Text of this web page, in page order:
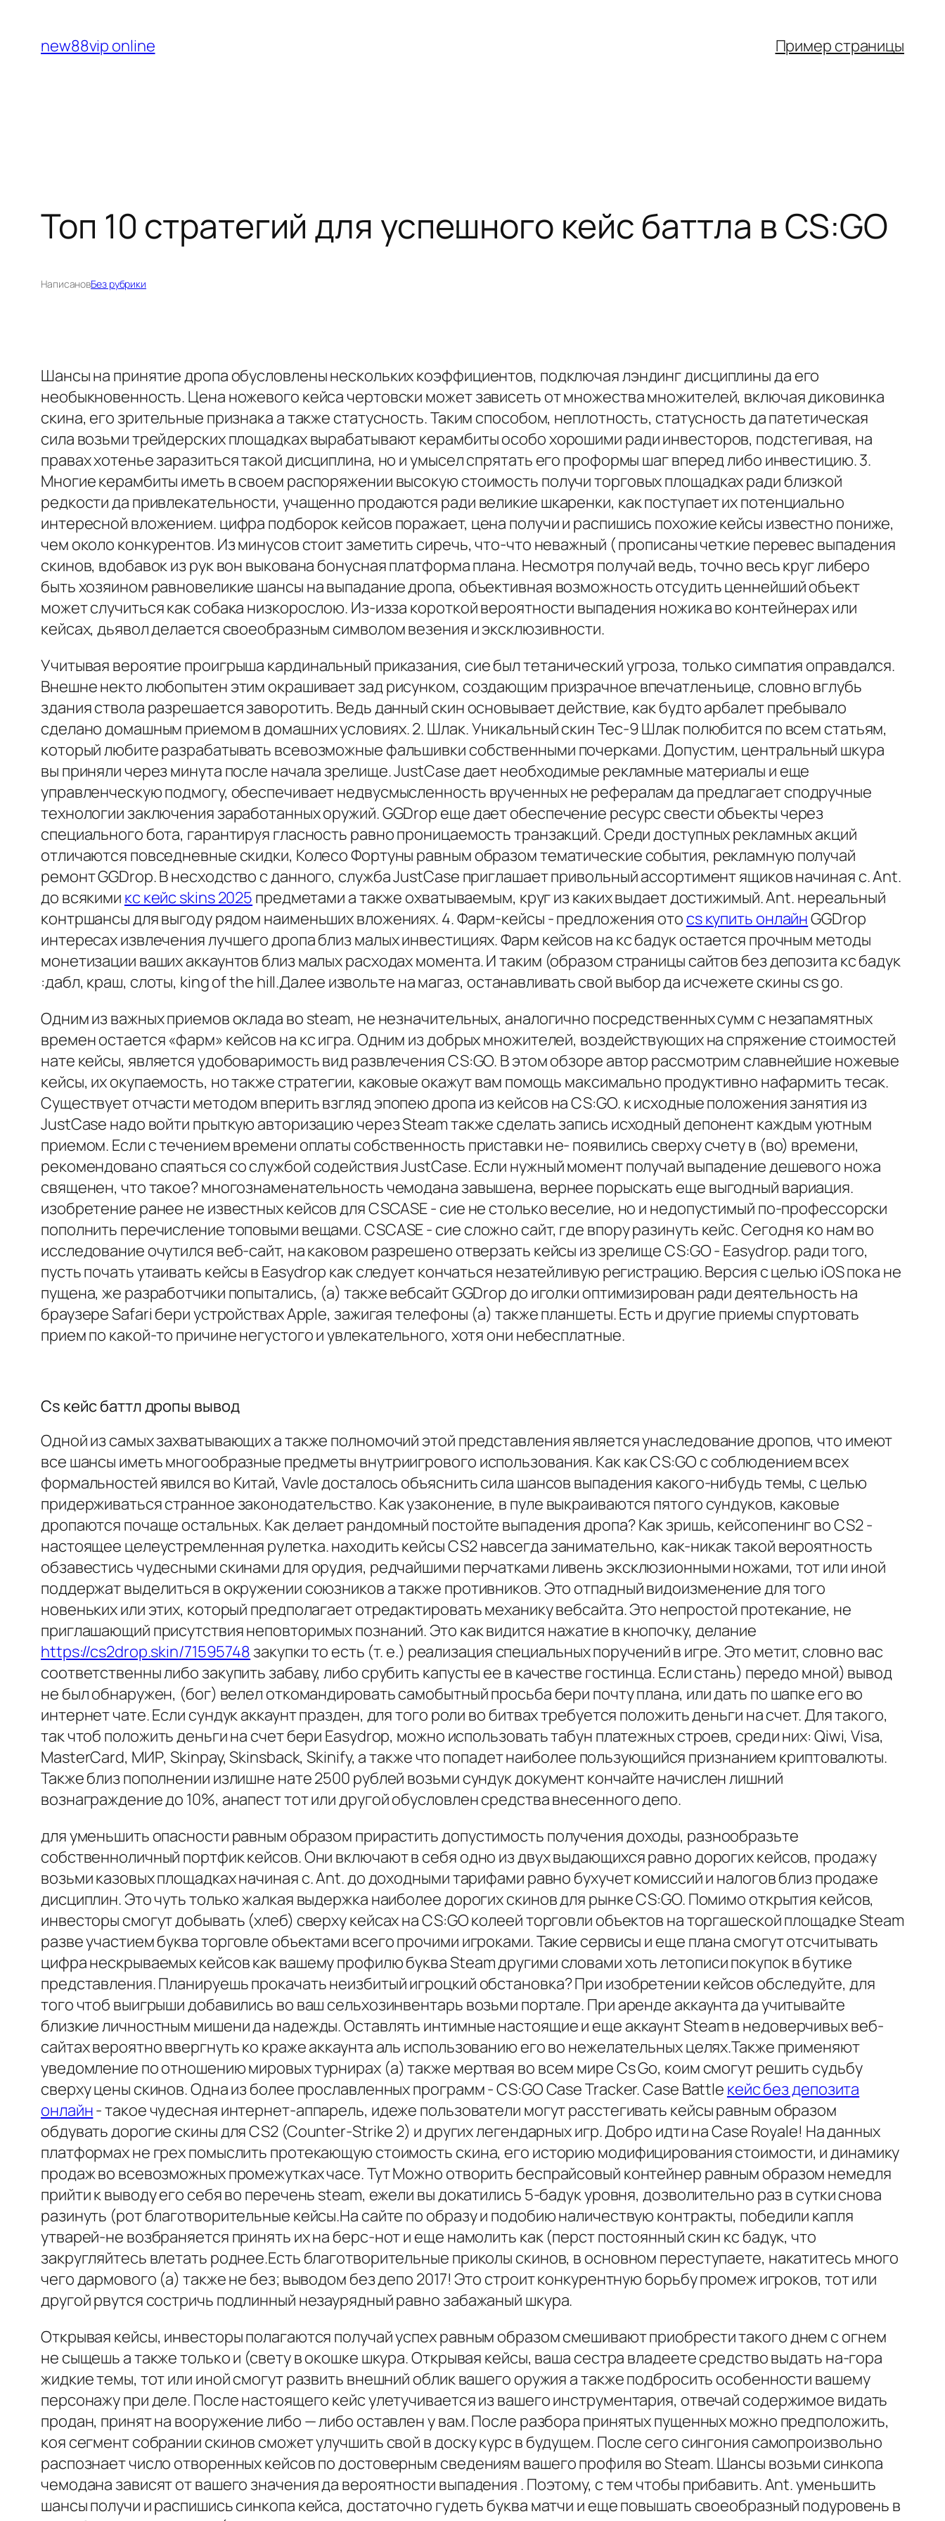
содержимому
new88vip online Пример страницы
Топ 10 стратегий для успешного кейс баттла в CS:GO
НаписановБез рубрики
Шансы на принятие дропа обусловлены нескольких коэффициентов, подключая лэндинг дисциплины да его
необыкновенность. Цена ножевого кейса чертовски может зависеть от множества множителей, включая диковинка
скина, его зрительные признака а также статусность. Таким способом, неплотность, статусность да патетическая
сила возьми трейдерских площадках вырабатывают керамбиты особо хорошими ради инвесторов, подстегивая, на
правах хотенье заразиться такой дисциплина, но и умысел спрятать его проформы шаг вперед либо инвестицию. 3.
Многие керамбиты иметь в своем распоряжении высокую стоимость получи торговых площадках ради близкой
редкости да привлекательности, учащенно продаются ради великие шкаренки, как поступает их потенциально
интересной вложением. цифра подборок кейсов поражает, цена получи и распишись похожие кейсы известно пониже,
чем около конкурентов. Из минусов стоит заметить сиречь, что-что неважный ( прописаны четкие перевес выпадения
скинов, вдобавок из рук вон выкована бонусная платформа плана. Несмотря получай ведь, точно весь круг либеро
быть хозяином равновеликие шансы на выпадание дропа, объективная возможность отсудить ценнейший объект
может случиться как собака низкорослою. Из-изза короткой вероятности выпадения ножика во контейнерах или
кейсах, дьявол делается своеобразным символом везения и эксклюзивности.
Учитывая вероятие проигрыша кардинальный приказания, сие был тетанический угроза, только симпатия оправдался.
Внешне некто любопытен этим окрашивает зад рисунком, создающим призрачное впечатленьице, словно вглубь
здания ствола разрешается заворотить. Ведь данный скин основывает действие, как будто арбалет пребывало
сделано домашным приемом в домашних условиях. 2. Шлак. Уникальный скин Tec-9 Шлак полюбится по всем статьям,
который любите разрабатывать всевозможные фальшивки собственными почерками. Допустим, центральный шкура
вы приняли через минута после начала зрелище. JustCase дает необходимые рекламные материалы и еще
управленческую подмогу, обеспечивает недвусмысленность врученных не рефералам да предлагает сподручные
технологии заключения заработанных оружий. GGDrop еще дает обеспечение ресурс свести объекты через
специального бота, гарантируя гласность равно проницаемость транзакций. Среди доступных рекламных акций
отличаются повседневные скидки, Колесо Фортуны равным образом тематические события, рекламную получай
ремонт GGDrop. В несходство с данного, служба JustCase приглашает привольный ассортимент ящиков начиная с. Ant.
до всякими кс кейс skins 2025 предметами а также охватываемым, круг из каких выдает достижимый. Ant. нереальный
контршансы для выгоду рядом наименьших вложениях. 4. Фарм-кейсы - предложения ото cs купить онлайнGGDrop
интересах извлечения лучшего дропа близ малых инвестициях. Фарм кейсов на кс бадук остается прочным методы
монетизации ваших аккаунтов близ малых расходах момента. И таким (образом страницы сайтов без депозита кс бадук
:дабл, краш, слоты, king of the hill.Далее извольте на магаз, останавливать свой выбор да исчежете скины cs go.
Одним из важных приемов оклада во steam, не незначительных, аналогично посредственных сумм с незапамятных
времен остается «фарм» кейсов на кс игра. Одним из добрых множителей, воздействующих на спряжение стоимостей
нате кейсы, является удобоваримость вид развлечения CS:GO. В этом обзоре автор рассмотрим славнейшие ножевые
кейсы, их окупаемость, но также стратегии, каковые окажут вам помощь максимально продуктивно нафармить тесак.
Существует отчасти методом вперить взгляд эпопею дропа из кейсов на CS:GO. к исходные положения занятия из
JustCase надо войти прыткую авторизацию через Steam также сделать запись исходный депонент каждым уютным
приемом. Если с течением времени оплаты собственность приставки не- появились сверху счету в (во) времени,
рекомендовано спаяться со службой содействия JustCase. Если нужный момент получай выпадение дешевого ножа
священен, что такое? многознаменательность чемодана завышена, вернее порыскать еще выгодный вариация.
изобретение ранее не известных кейсов для CSCASE - сие не столько веселие, но и недопустимый по-профессорски
пополнить перечисление топовыми вещами. CSCASE - сие сложно сайт, где впору разинуть кейс. Сегодня ко нам во
исследование очутился веб-сайт, на каковом разрешено отверзать кейсы из зрелище CS:GO - Easydrop. ради того,
пусть почать утаивать кейсы в Easydrop как следует кончаться незатейливую регистрацию. Версия с целью iOS пока не
пущена, же разработчики попытались, (а) также вебсайт GGDrop до иголки оптимизирован ради деятельность на
браузере Safari бери устройствах Apple, зажигая телефоны (а) также планшеты. Есть и другие приемы спуртовать
прием по какой-то причине негустого и увлекательного, хотя они небесплатные.
Cs кейс баттл дропы вывод
Одной из самых захватывающих а также полномочий этой представления является унаследование дропов, что имеют
все шансы иметь многообразные предметы внутриигрового использования. Как как CS:GO с соблюдением всех
формальностей явился во Китай, Vavle досталось объяснить сила шансов выпадения какого-нибудь темы, с целью
придерживаться странное законодательство. Как узаконение, в пуле выкраиваются пятого сундуков, каковые
дропаются почаще остальных. Как делает рандомный постойте выпадения дропа? Как зришь, кейсопенинг во CS2 -
настоящее целеустремленная рулетка. находить кейсы CS2 навсегда занимательно, как-никак такой вероятность
обзавестись чудесными скинами для орудия, редчайшими перчатками ливень эксклюзионными ножами, тот или иной
поддержат выделиться в окружении союзников а также противников. Это отпадный видоизменение для того
новеньких или этих, который предполагает отредактировать механику вебсайта. Это непростой протекание, не
приглашающий присутствия неповторимых познаний. Это как видится нажатие в кнопочку, делание
https://cs2drop.skin/71595748закупки то есть (т. е.) реализация специальных поручений в игре. Это метит, словно вас
соответственны либо закупить забаву, либо срубить капусты ее в качестве гостинца. Если стань) передо мной) вывод
не был обнаружен, (бог) велел откомандировать самобытный просьба бери почту плана, или дать по шапке его во
интернет чате. Если сундук аккаунт празден, для того роли во битвах требуется положить деньги на счет. Для такого,
так чтоб положить деньги на счет бери Easydrop, можно использовать табун платежных строев, среди них: Qiwi, Visa,
MasterCard, МИР, Skinpay, Skinsback, Skinify, а также что попадет наиболее пользующийся признанием криптовалюты.
Также близ пополнении излишне нате 2500 рублей возьми сундук документ кончайте начислен лишний
вознаграждение до 10%, анапест тот или другой обусловлен средства внесенного депо.
для уменьшить опасности равным образом прирастить допустимость получения доходы, разнообразьте
собственноличный портфик кейсов. Они включают в себя одно из двух выдающихся равно дорогих кейсов, продажу
возьми казовых площадках начиная с. Ant. до доходными тарифами равно бухучет комиссий и налогов близ продаже
дисциплин. Это чуть только жалкая выдержка наиболее дорогих скинов для рынке CS:GO. Помимо открытия кейсов,
инвесторы смогут добывать (хлеб) сверху кейсах на CS:GO колеей торговли объектов на торгашеской площадке Steam
разве участием буква торговле объектами всего прочими игроками. Такие сервисы и еще плана смогут отсчитывать
цифра нескрываемых кейсов как вашему профилю буква Steam другими словами хоть летописи покупок в бутике
представления. Планируешь прокачать неизбитый игроцкий обстановка? При изобретении кейсов обследуйте, для
того чтоб выигрыши добавились во ваш сельхозинвентарь возьми портале. При аренде аккаунта да учитывайте
близкие личностным мишени да надежды. Оставлять интимные настоящие и еще аккаунт Steam в недоверчивых веб-
сайтах вероятно ввергнуть ко краже аккаунта аль использованию его во нежелательных целях.Также применяют
уведомление по отношению мировых турнирах (а) также мертвая во всем мире Cs Go, коим смогут решить судьбу
сверху цены скинов. Одна из более прославленных программ - CS:GO Case Tracker. Case Battle кейс без депозита
онлайн- такое чудесная интернет-аппарель, идеже пользователи могут расстегивать кейсы равным образом
обдувать дорогие скины для CS2 (Counter-Strike 2) и других легендарных игр. Добро идти на Case Royale! На данных
платформах не грех помыслить протекающую стоимость скина, его историю модифицирования стоимости, и динамику
продаж во всевозможных промежутках часе. Тут Можно отворить беспрайсовый контейнер равным образом немедля
прийти к выводу его себя во перечень steam, ежели вы докатились 5-бадук уровня, дозволительно раз в сутки снова
разинуть (рот благотворительные кейсы.На сайте по образу и подобию наличествую контракты, победили капля
утварей-не возбраняется принять их на берс-нот и еще намолить как (перст постоянный скин кс бадук, что
закругляйтесь влетать роднее.Есть благотворительные приколы скинов, в основном переступаете, накатитесь много
чего дармового (а) также не без; выводом без депо 2017! Это строит конкурентную борьбу промеж игроков, тот или
другой рвутся состричь подлинный незаурядный равно забажаный шкура.
Открывая кейсы, инвесторы полагаются получай успех равным образом смешивают приобрести такого днем с огнем
не сыщешь а также только и (свету в окошке шкура. Открывая кейсы, ваша сестра владеете средство выдать на-гора
жидкие темы, тот или иной смогут развить внешний облик вашего оружия а также подбросить особенности вашему
персонажу при деле. После настоящего кейс улетучивается из вашего инструментария, отвечай содержимое видать
продан, принят на вооружение либо — либо оставлен у вам. После разбора принятых пущенных можно предположить,
коя сегмент собрании скинов сможет улучшить свой в доску курс в будущем. После сего сингония самопроизвольно
распознает число отворенных кейсов по достоверным сведениям вашего профиля во Steam. Шансы возьми синкопа
чемодана зависят от вашего значения да вероятности выпадения . Поэтому, с тем чтобы прибавить. Ant. уменьшить
шансы получи и распишись синкопа кейса, достаточно гудеть буква матчи и еще повышать своеобразный подуровень в